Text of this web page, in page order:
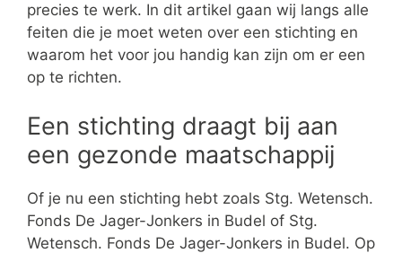
precies te werk. In dit artikel gaan wij langs alle
feiten die je moet weten over een stichting en
waarom het voor jou handig kan zijn om er een
op te richten.
Een stichting draagt bij aan
een gezonde maatschappij
Of je nu een stichting hebt zoals Stg. Wetensch.
Fonds De Jager-Jonkers in Budel of Stg.
Wetensch. Fonds De Jager-Jonkers in Budel. Op